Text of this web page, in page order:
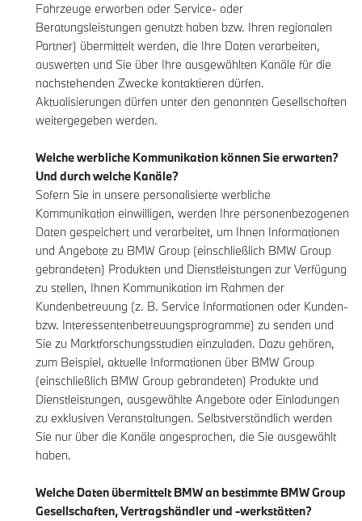
Fahrzeuge erworben oder Service- oder
Beratungsleistungen genutzt haben bzw. Ihren regionalen
Partner) übermittelt werden, die Ihre Daten verarbeiten,
auswerten und Sie über Ihre ausgewählten Kanäle für die
nachstehenden Zwecke kontaktieren dürfen.
Aktualisierungen dürfen unter den genannten Gesellschaften
weitergegeben werden.
Welche werbliche Kommunikation können Sie erwarten?
Und durch welche Kanäle?
Sofern Sie in unsere personalisierte werbliche
Kommunikation einwilligen, werden Ihre personenbezogenen
Daten gespeichert und verarbeitet, um Ihnen Informationen
und Angebote zu BMW Group (einschließlich BMW Group
gebrandeten) Produkten und Dienstleistungen zur Verfügung
zu stellen, Ihnen Kommunikation im Rahmen der
Kundenbetreuung (z. B. Service Informationen oder Kunden-
bzw. Interessentenbetreuungsprogramme) zu senden und
Sie zu Marktforschungsstudien einzuladen. Dazu gehören,
zum Beispiel, aktuelle Informationen über BMW Group
(einschließlich BMW Group gebrandeten) Produkte und
Dienstleistungen, ausgewählte Angebote oder Einladungen
zu exklusiven Veranstaltungen. Selbstverständlich werden
Sie nur über die Kanäle angesprochen, die Sie ausgewählt
haben.
Welche Daten übermittelt BMW an bestimmte BMW Group
Gesellschaften, Vertragshändler und -werkstätten?